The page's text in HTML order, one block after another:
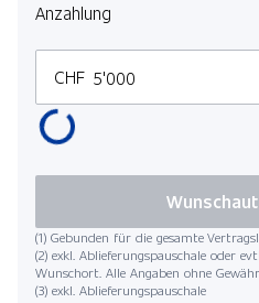
Anzahlung
CHF
(1) Gebunden für die gesamte
(2) exkl. Ablieferungspauschale oder
Wunschort. Alle Angaben ohne
(3) exkl. Ablieferungspauschale